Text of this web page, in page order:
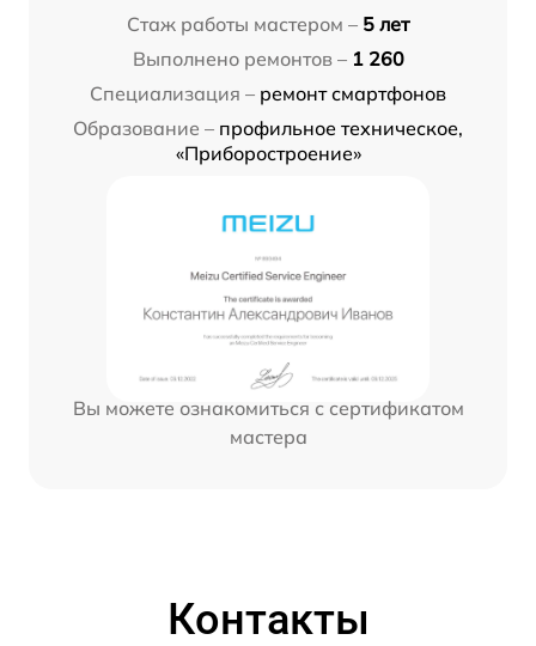
Стаж работы мастером – 5 лет
Выполнено ремонтов – 1 260
Специализация – ремонт смартфонов
Образование – профильное техническое,
«Приборостроение»
Вы можете ознакомиться с сертификатом
мастера
Контакты